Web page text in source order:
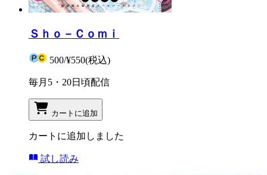
Ｓｈｏ－Ｃｏｍｉ
500/¥550(税込)
毎月5・20日頃配信
カートに追加
カートに追加しました
試し読み